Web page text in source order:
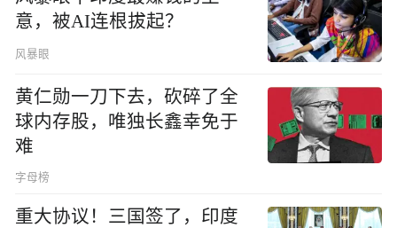
意，被AI连根拔起？
风暴眼
黄仁勋一刀下去，砍碎了全
球内存股，唯独长鑫幸免于
难
字母榜
重大协议！三国签了，印度